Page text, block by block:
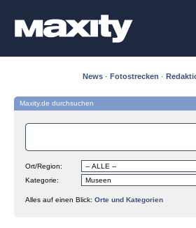
News · Fotostrecken ·
Maxity.de durchsuchen
Ort/Region:
Kategorie:
Alles auf einen Blick: Orte und Kategorien